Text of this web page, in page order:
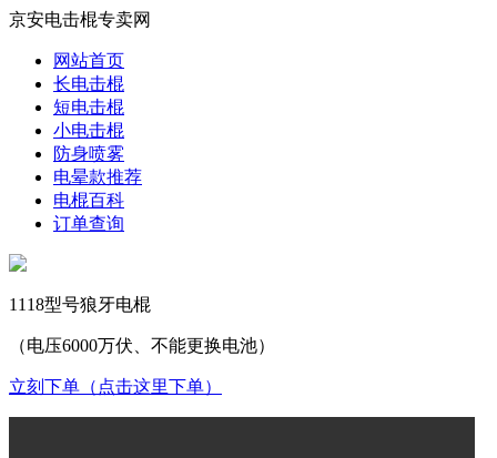
京安电击棍专卖网
网站首页
长电击棍
短电击棍
小电击棍
防身喷雾
电晕款推荐
电棍百科
订单查询
1118型号狼牙电棍
（电压6000万伏、不能更换电池）
立刻下单（点击这里下单）